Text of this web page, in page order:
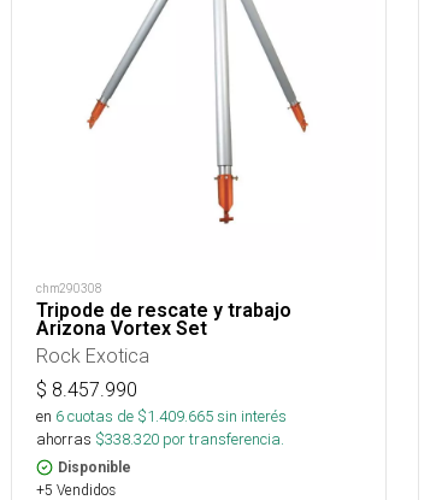
chm290308
Tripode de rescate y trabajo
Arizona Vortex Set
Rock Exotica
$ 8.457.990
en 6cuotas de $1.409.665sin interés
ahorras $338.320 por transferencia.
Disponible
+5 Vendidos